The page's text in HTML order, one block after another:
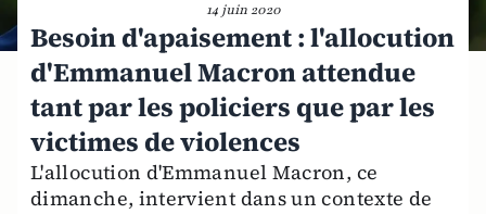
14 juin 2020
Besoin d'apaisement : l'allocution
d'Emmanuel Macron attendue
tant par les policiers que par les
victimes de violences
L'allocution d'Emmanuel Macron, ce
dimanche, intervient dans un contexte de